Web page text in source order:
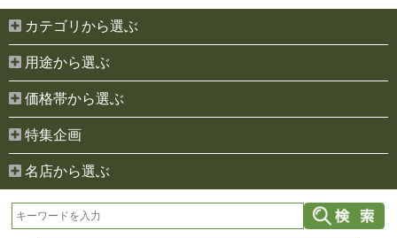
カテゴリから選ぶ
用途から選ぶ
価格帯から選ぶ
特集企画
名店から選ぶ